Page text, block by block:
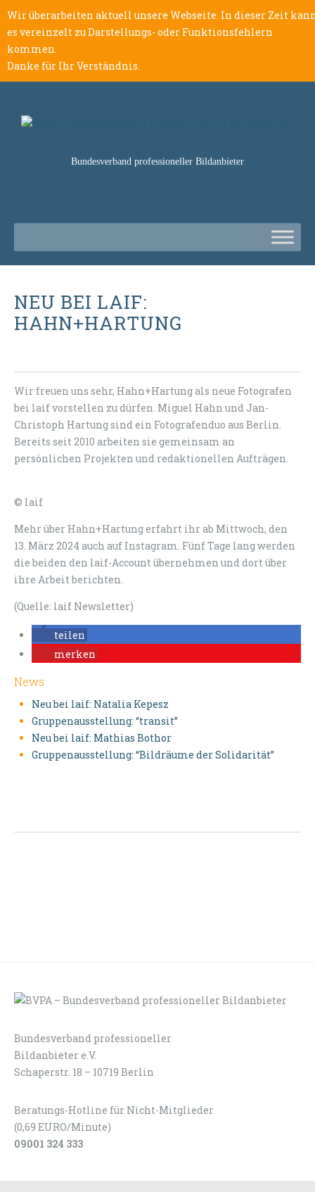
Wir überarbeiten aktuell unsere Webseite. In dieser Zeit
es vereinzelt zu Darstellungs- oder Funktionsfehlern
kommen.
Danke für Ihr Verständnis.
Bundesverband professioneller Bildanbieter
NEU BEI LAIF:
HAHN+HARTUNG
Wir freuen uns sehr, Hahn+Hartung als neue Fotografen
bei laif vorstellen zu dürfen. Miguel Hahn und Jan-
Christoph Hartung sind ein Fotografenduo aus Berlin.
Bereits seit 2010 arbeiten sie gemeinsam an
persönlichen Projekten und redaktionellen Aufträgen.
© laif
Mehr über Hahn+Hartung erfahrt ihr ab Mittwoch, den
13. März 2024 auch auf Instagram. Fünf Tage lang werden
die beiden den laif-Account übernehmen und dort über
ihre Arbeit berichten.
(Quelle: laif Newsletter)
teilen
merken
News
Neu bei laif: Natalia Kepesz
Gruppenausstellung: “transit”
Neu bei laif: Mathias Bothor
Gruppenausstellung: “Bildräume der Solidarität”
Bundesverband professioneller
Bildanbieter e.V.
Schaperstr. 18 – 10719 Berlin
Beratungs-Hotline für Nicht-Mitglieder
(0,69 EURO/Minute)
09001 324 333